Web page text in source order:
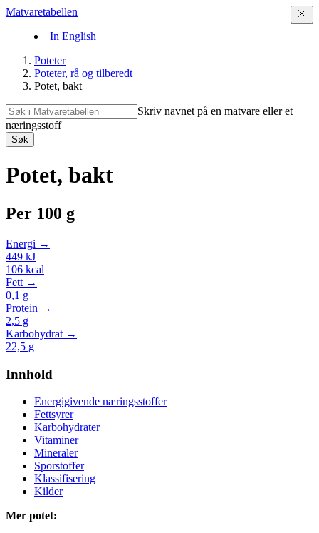
Matvaretabellen
In English
Poteter
Poteter, rå og tilberedt
Potet, bakt
Skriv navnet på en matvare eller et
næringsstoff
Søk
Potet, bakt
Per 100 g
Energi →
449 kJ
106 kcal
Fett →
0,1 g
Protein →
2,5 g
Karbohydrat →
22,5 g
Innhold
Energigivende næringsstoffer
Fettsyrer
Karbohydrater
Vitaminer
Mineraler
Sporstoffer
Klassifisering
Kilder
Mer potet: